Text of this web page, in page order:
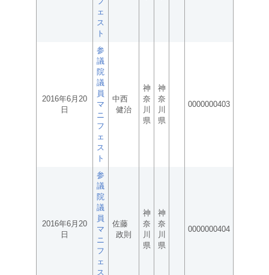
ェ
ス
ト
2016年6月20
日
参
議
院
議
員
マ
ニ
フ
ェ
ス
ト
中西
健治
神
奈
川
県
神
奈
川
県
0000000403
2016年6月20
日
参
議
院
議
員
マ
ニ
フ
ェ
ス
佐藤
政則
神
奈
川
県
神
奈
川
県
0000000404